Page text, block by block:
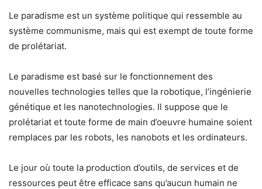
Le paradisme est un système politique qui ressemble au
système communisme, mais qui est exempt de toute forme
de prolétariat.
Le paradisme est basé sur le fonctionnement des
nouvelles technologies telles que la robotique, l’ingénierie
génétique et les nanotechnologies. Il suppose que le
prolétariat et toute forme de main d’oeuvre humaine soient
remplaces par les robots, les nanobots et les ordinateurs.
Le jour où toute la production d’outils, de services et de
ressources peut être efficace sans qu’aucun humain ne